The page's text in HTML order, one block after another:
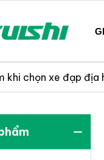
Bản
khi chọn xe đạp địa